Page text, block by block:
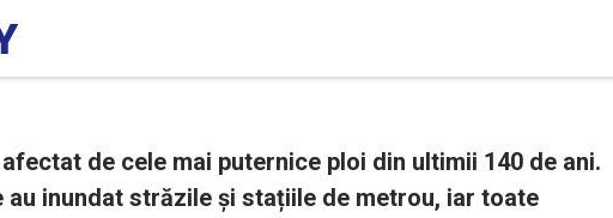
de cele mai puternice ploi din ultimii 140 de ani.
au inundat străzile și stațiile de metrou, iar toate